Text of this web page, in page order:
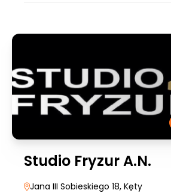
Studio Fryzur A.N.
Jana III Sobieskiego 18, Kęty